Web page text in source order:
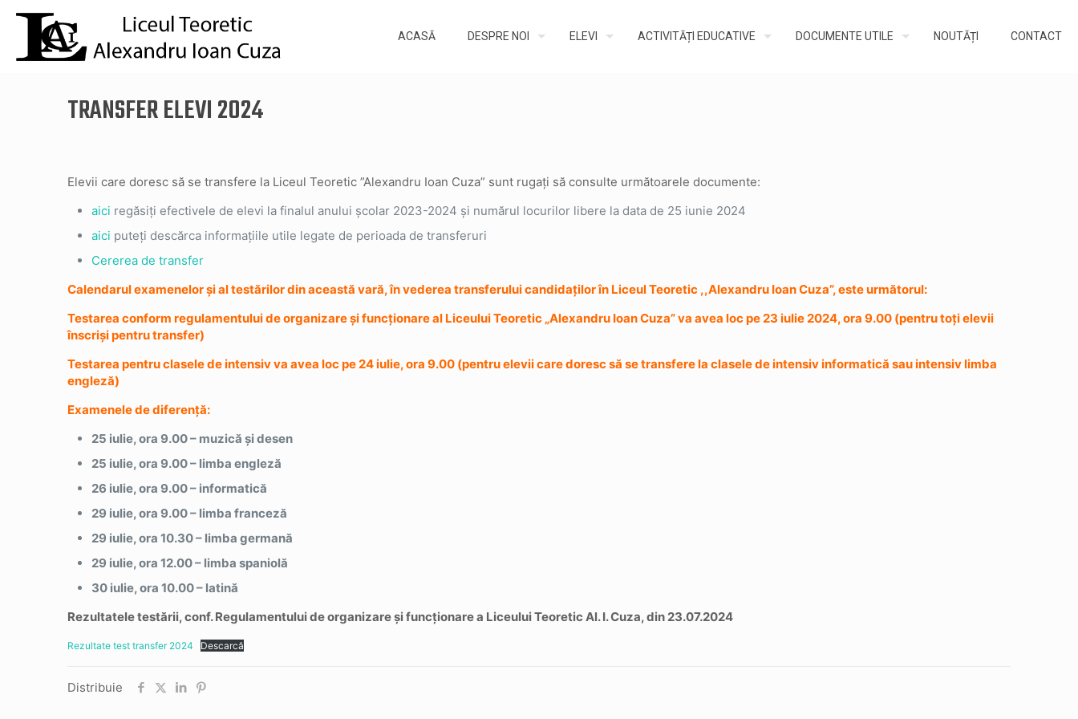
ACASĂ DESPRE NOI ELEVI ACTIVITĂȚI EDUCATIVE DOCUMENTE UTILE NOUTĂȚI CONTACT
TRANSFER ELEVI 2024
Elevii care doresc să se transfere la Liceul Teoretic ”Alexandru Ioan Cuza” sunt rugați să consulte următoarele documente:
aici regăsiți efectivele de elevi la finalul anului școlar 2023-2024 și numărul locurilor libere la data de 25 iunie 2024
aici puteți descărca informațiile utile legate de perioada de transferuri
Cererea de transfer
Calendarul examenelor și al testărilor din această vară, în vederea transferului candidaților în Liceul Teoretic ,,Alexandru Ioan Cuza”, este următorul:
Testarea conform regulamentului de organizare și funcționare al Liceului Teoretic „Alexandru Ioan Cuza” va avea loc pe 23 iulie 2024, ora 9.00 (pentru toți elevii
înscriși pentru transfer)
Testarea pentru clasele de intensiv va avea loc pe 24 iulie, ora 9.00 (pentru elevii care doresc să se transfere la clasele de intensiv informatică sau intensiv limba
engleză)
Examenele de diferență:
25 iulie, ora 9.00 – muzică și desen
25 iulie, ora 9.00 – limba engleză
26 iulie, ora 9.00 – informatică
29 iulie, ora 9.00 – limba franceză
29 iulie, ora 10.30 – limba germană
29 iulie, ora 12.00 – limba spaniolă
30 iulie, ora 10.00 – latină
Rezultatele testării, conf. Regulamentului de organizare și funcționare a Liceului Teoretic Al. I. Cuza, din 23.07.2024
Rezultate test transfer 2024 Descarcă
Distribuie